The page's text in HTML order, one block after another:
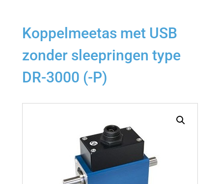
Koppelmeetas met USB
zonder sleepringen type
DR-3000 (-P)